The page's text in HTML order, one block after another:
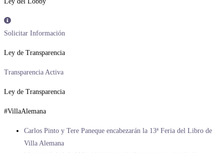
Solicitar Información
Ley de Transparencia
Transparencia Activa
Ley de Transparencia
#VillaAlemana
Carlos Pinto y Tere Paneque encabezarán la 13ª Feria del Libro de
Villa Alemana